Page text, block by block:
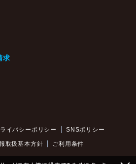
求
イバシーポリシー SNSポリシー
取扱基本方針 ご利用条件